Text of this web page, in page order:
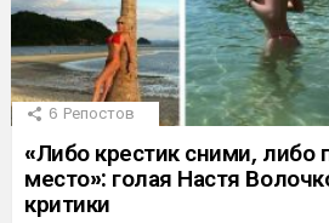
6 Репостов
«Либо крестик сними, либо
место»: голая Настя
критики